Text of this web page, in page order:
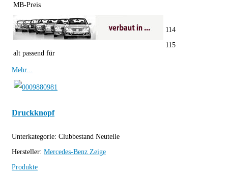
MB-Preis
alt passend für
114
115
Mehr...
Druckknopf
Unterkategorie: Clubbestand Neuteile
Hersteller: Mercedes-Benz Zeige
Produkte